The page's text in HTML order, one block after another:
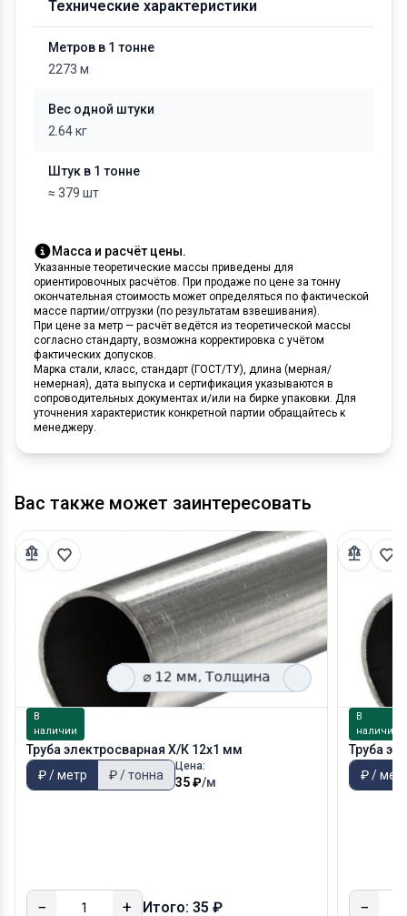
Технические характеристики
Метров в 1 тонне
2273 м
Вес одной штуки
2.64 кг
Штук в 1 тонне
≈ 379 шт
Масса и расчёт цены.
Указанные теоретические массы приведены для
ориентировочных расчётов. При продаже по цене за тонну
окончательная стоимость может определяться по фактической
массе партии/отгрузки (по результатам взвешивания).
При цене за метр — расчёт ведётся из теоретической массы
согласно стандарту, возможна корректировка с учётом
фактических допусков.
Марка стали, класс, стандарт (ГОСТ/ТУ), длина (мерная/
немерная), дата выпуска и сертификация указываются в
сопроводительных документах и/или на бирке упаковки. Для
уточнения характеристик конкретной партии обращайтесь к
менеджеру.
Вас также может заинтересовать
В
наличии
Труба электросварная Х/К 12х1 мм
₽ / метр
₽ / тонна
Цена:
35 ₽/м
− + Итого: 35 ₽
В
наличии
Труба
₽ /
−